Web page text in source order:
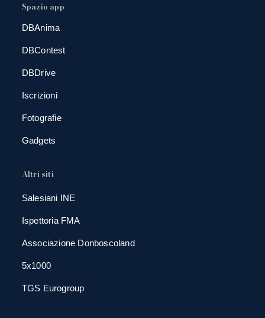
Spazio app
DBAnima
DBContest
DBDrive
Iscrizioni
Fotografie
Gadgets
Altri siti
Salesiani INE
Ispettoria FMA
Associazione Donboscoland
5x1000
TGS Eurogroup